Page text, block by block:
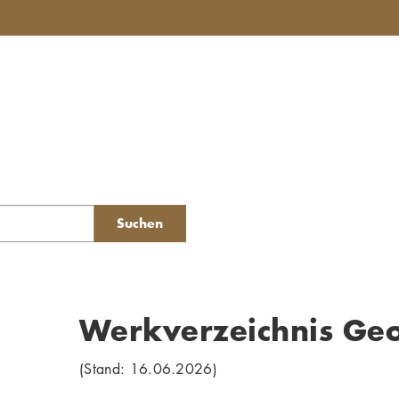
Suchen
Werkverzeichnis
(Stand: 16.06.2026)